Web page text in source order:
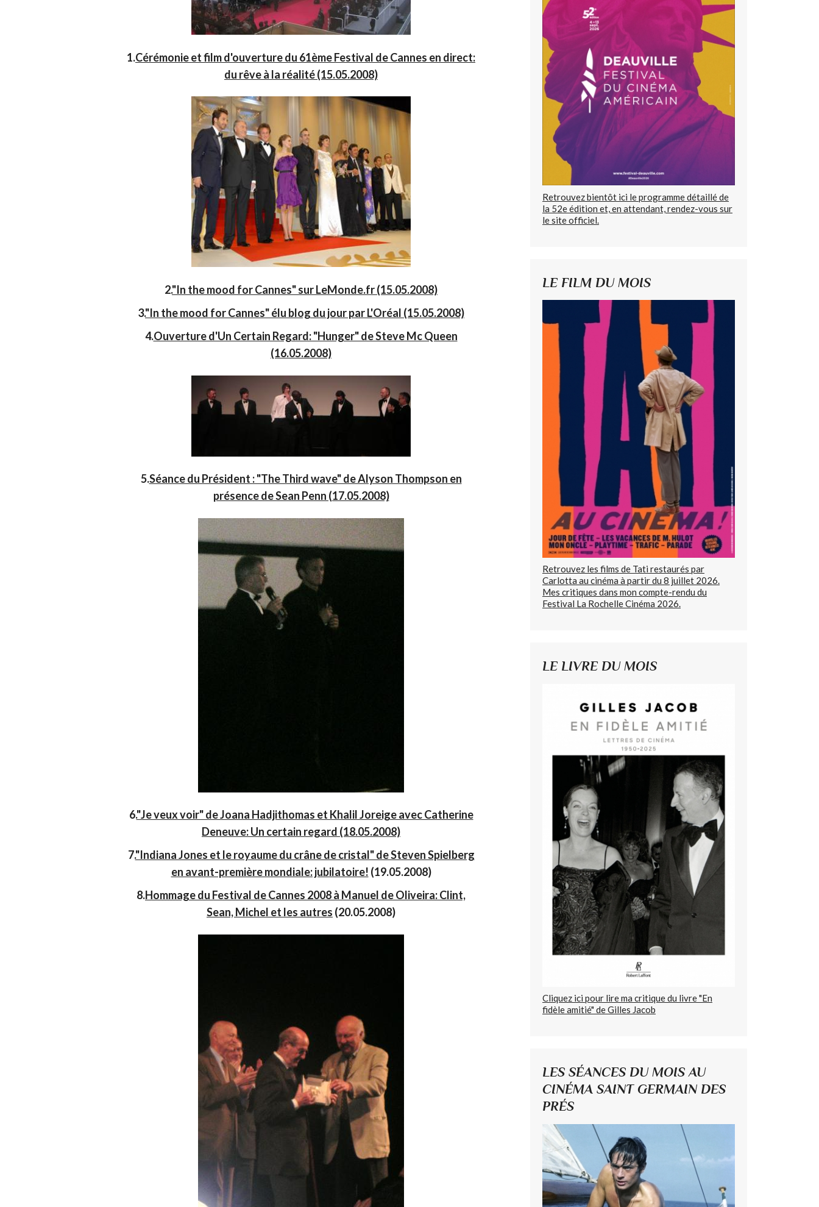
1.Cérémonie et film d'ouverture du 61ème Festival de Cannes en direct:
du rêve à la réalité (15.05.2008)
2."In the mood for Cannes" sur LeMonde.fr (15.05.2008)
3."In the mood for Cannes" élu blog du jour par L'Oréal (15.05.2008)
4.Ouverture d'Un Certain Regard: "Hunger" de Steve Mc Queen
(16.05.2008)
5.Séance du Président : "The Third wave" de Alyson Thompson en
présence de Sean Penn (17.05.2008)
6."Je veux voir" de Joana Hadjithomas et Khalil Joreige avec Catherine
Deneuve: Un certain regard (18.05.2008)
7."Indiana Jones et le royaume du crâne de cristal" de Steven Spielberg
en avant-première mondiale: jubilatoire! (19.05.2008)
8.Hommage du Festival de Cannes 2008 à Manuel de Oliveira: Clint,
Sean, Michel et les autres (20.05.2008)
Retrouvez bientôt ici le programme détaillé de
la 52e édition et, en attendant, rendez-vous sur
le site officiel.
LE FILM DU MOIS
Retrouvez les films de Tati restaurés par
Carlotta au cinéma à partir du 8 juillet 2026.
Mes critiques dans mon compte-rendu du
Festival La Rochelle Cinéma 2026.
LE LIVRE DU MOIS
Cliquez ici pour lire ma critique du livre "En
fidèle amitié" de Gilles Jacob
LES SÉANCES DU MOIS AU
CINÉMA SAINT GERMAIN DES
PRÉS